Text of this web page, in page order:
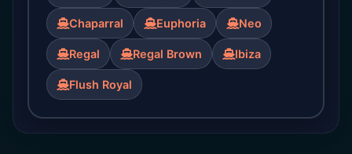
Chaparral Euphoria Neo
Regal Regal Brown Ibiza
Flush Royal